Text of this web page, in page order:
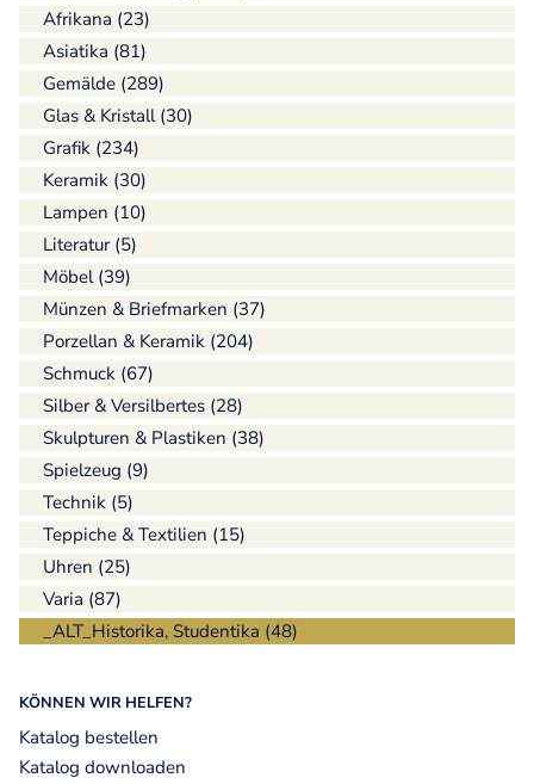
Afrikana (23)
Asiatika (81)
Gemälde (289)
Glas & Kristall (30)
Grafik (234)
Keramik (30)
Lampen (10)
Literatur (5)
Möbel (39)
Münzen & Briefmarken (37)
Porzellan & Keramik (204)
Schmuck (67)
Silber & Versilbertes (28)
Skulpturen & Plastiken (38)
Spielzeug (9)
Technik (5)
Teppiche & Textilien (15)
Uhren (25)
Varia (87)
_ALT_Historika, Studentika (48)
KÖNNEN WIR HELFEN?
Katalog bestellen
Katalog downloaden